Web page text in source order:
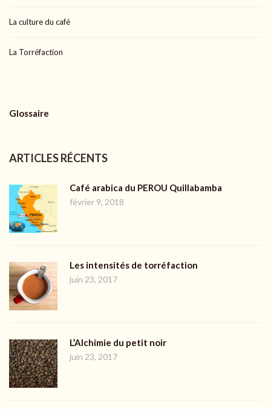
La culture du café
La Torréfaction
Glossaire
ARTICLES RÉCENTS
Café arabica du PEROU Quillabamba
février 9, 2018
Les intensités de torréfaction
juin 23, 2017
L’Alchimie du petit noir
juin 23, 2017